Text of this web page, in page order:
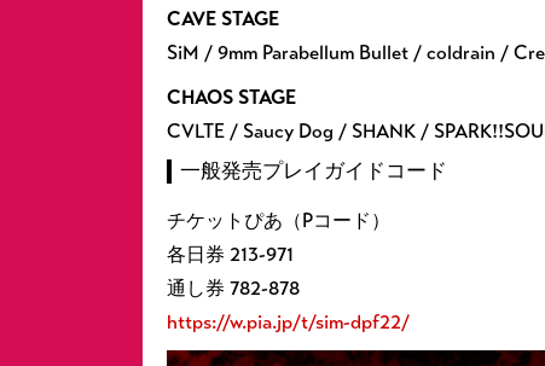
CAVE STAGE
SiM / 9mm Parabellum Bullet / coldrain /
CHAOS STAGE
CVLTE / Saucy Dog / SHANK /
一般発売プレイガイドコード
チケットぴあ（Pコード）
各日券 213-971
通し券 782-878
https://w.pia.jp/t/sim-dpf22/